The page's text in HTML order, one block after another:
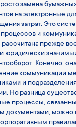
замена
на электронные
затрат. Это
и
рассчитана прежде
юридически
Конечно,
коммуникации
и
Но разница
процессы,
документами, можно